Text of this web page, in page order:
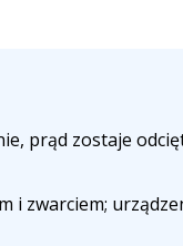
prąd zostaje
zwarciem;